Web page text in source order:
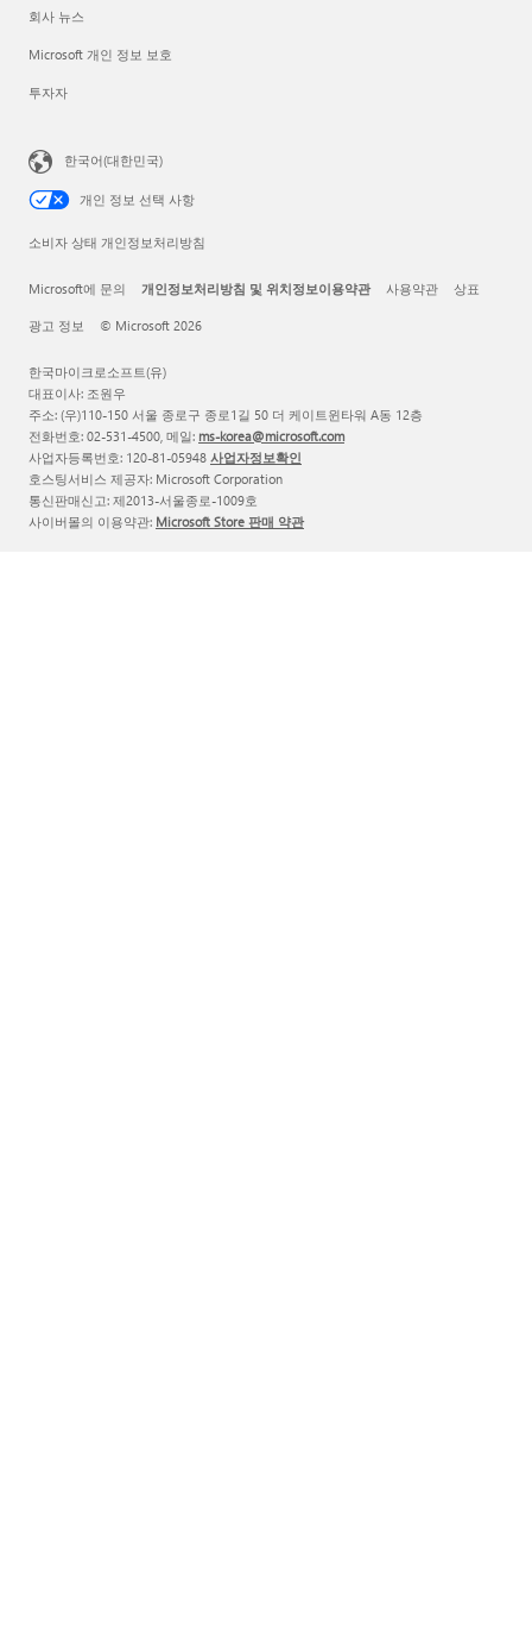
회사 뉴스
Microsoft 개인 정보 보호
투자자
한국어(대한민국)
개인 정보 선택 사항
소비자 상태 개인정보처리방침
Microsoft에 문의 개인정보처리방침 및 위치정보이용약관 사용약관 상표
광고 정보 © Microsoft 2026
한국마이크로소프트(유)
대표이사: 조원우
주소: (우)110-150 서울 종로구 종로1길 50 더 케이트윈타워 A동 12층
전화번호: 02-531-4500, 메일: ms-korea@microsoft.com
사업자등록번호: 120-81-05948 사업자정보확인
호스팅서비스 제공자: Microsoft Corporation
통신판매신고: 제2013-서울종로-1009호
사이버몰의 이용약관: Microsoft Store 판매 약관